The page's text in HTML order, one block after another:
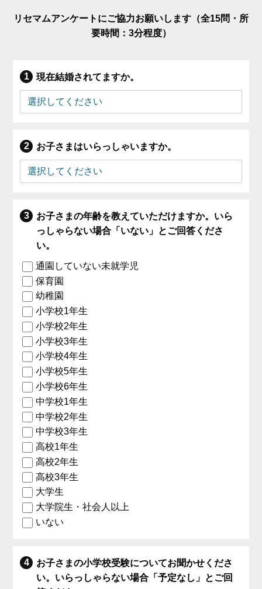
リセマムアンケートにご協力お願いします（全15問・所
要時間：3分程度）
現在結婚されてますか。
お子さまはいらっしゃいますか。
お子さまの年齢を教えていただけますか。いら
っしゃらない場合「いない」とご回答くださ
い。
通園していない未就学児
保育園
幼稚園
小学校1年生
小学校2年生
小学校3年生
小学校4年生
小学校5年生
小学校6年生
中学校1年生
中学校2年生
中学校3年生
高校1年生
高校2年生
高校3年生
大学生
大学院生・社会人以上
いない
お子さまの小学校受験についてお聞かせくださ
い。いらっしゃらない場合「予定なし」とご回